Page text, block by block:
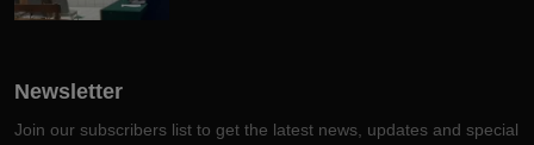
Newsletter
Join our subscribers list to get the latest news, updates and special